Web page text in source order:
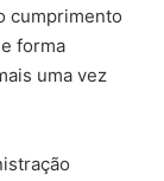
cumprimento
forma
uma vez